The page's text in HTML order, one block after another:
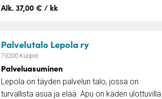
Alk. 37,00 € / kk
Niiralassa
Palvelutalo Lepola ry– Palveluasuminen
70200 Kuopio
Palveluasuminen
Lepola on täyden palvelun talo, jossa on
turvallista asua ja elää. Apu on käden ulottuvilla